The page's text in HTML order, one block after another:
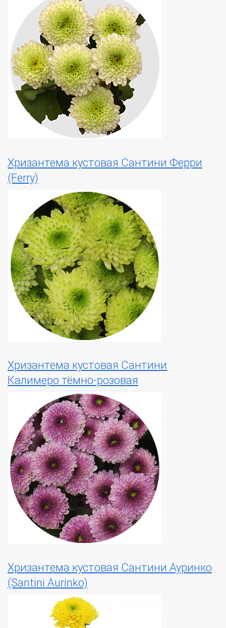
Хризантема кустовая Сантини Ферри
(Ferry)
Хризантема кустовая Сантини
Калимеро тёмно-розовая
Хризантема кустовая Сантини Ауринко
(Santini Aurinko)